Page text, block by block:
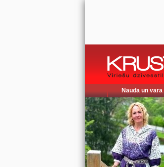
Nauda un vara